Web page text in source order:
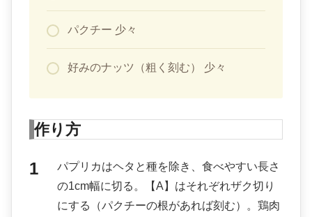
パクチー 少々
好みのナッツ（粗く刻む） 少々
作り方
パプリカはヘタと種を除き、食べやすい長さ
の1cm幅に切る。【A】はそれぞれザク切り
にする（パクチーの根があれば刻む）。鶏肉